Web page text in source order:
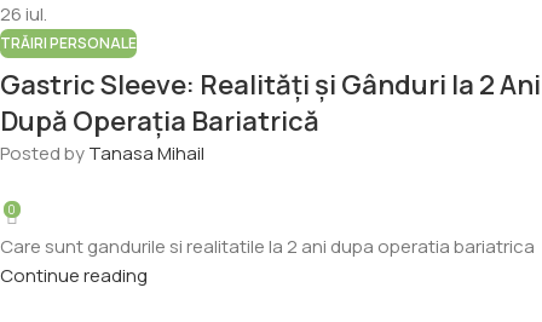
26iul.
TRĂIRI PERSONALE
Gastric Sleeve: Realități și Gânduri la 2 Ani
După Operația Bariatrică
Posted byTanasa Mihail
0
Care sunt gandurile si realitatile la 2 ani dupa operatia bariatrica
Continue reading